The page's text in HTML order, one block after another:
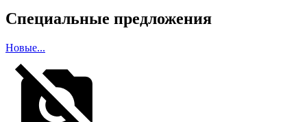
Специальные предложения
Новые...